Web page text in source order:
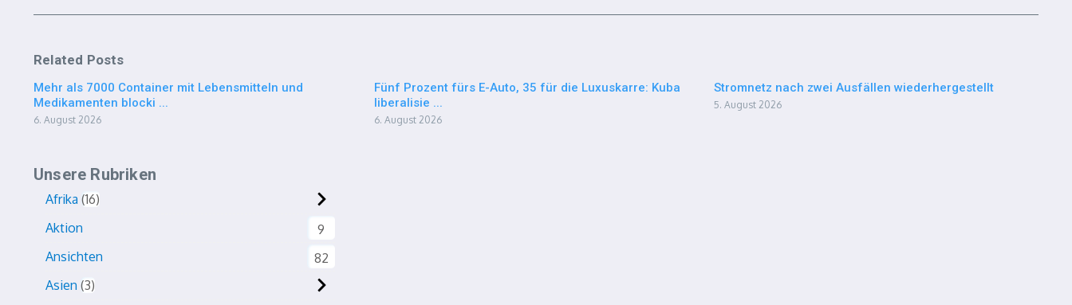
Related Posts
Mehr als 7000 Container mit Lebensmitteln und
Medikamenten blocki ...
6. August 2026
Fünf Prozent fürs E-Auto, 35 für die Luxuskarre: Kuba
liberalisie ...
6. August 2026
Stromnetz nach zwei Ausfällen wiederhergestellt
5. August 2026
Unsere Rubriken
Afrika 16
Aktion
9
Ansichten
82
Asien 3